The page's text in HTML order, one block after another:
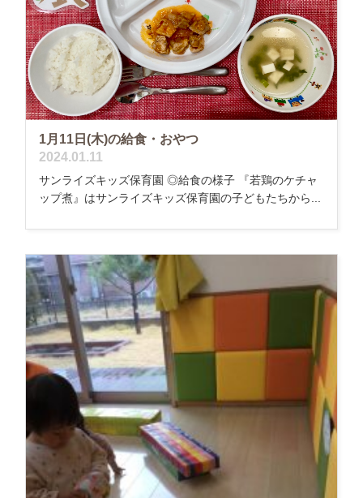
1月11日(木)の給食・おやつ
2024.01.11
サンライズキッズ保育園 ◎給食の様子 『若鶏のケチャ
ップ煮』はサンライズキッズ保育園の子どもたちから...